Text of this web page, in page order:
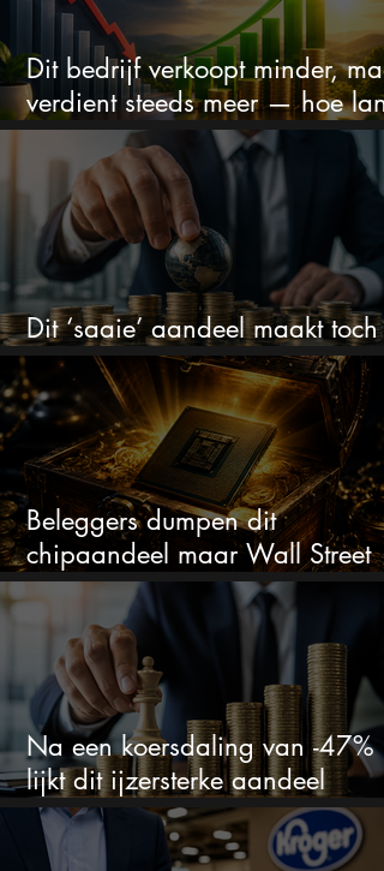
Dit bedrijf verkoopt minder,
verdient steeds meer — hoe
kan dit sprookje doorgaan?
Dit ‘saaie’ aandeel maakt toch
bizar veel winst
Beleggers dumpen dit
chipaandeel maar Wall Street
ziet een zeldzame koopkans
Na een koersdaling van -47%
lijkt dit ijzersterke aandeel
aantrekkelijker dan ooit